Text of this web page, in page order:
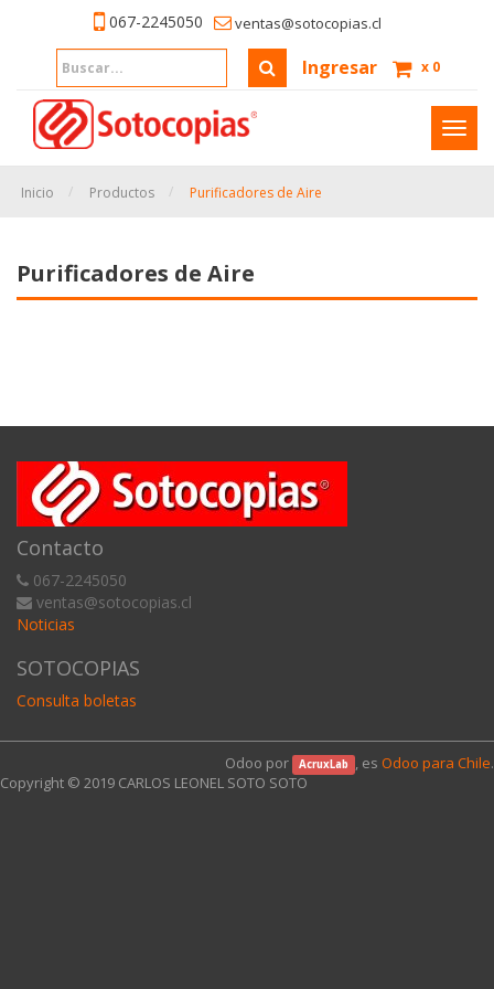
067-2245050 ventas@sotocopias.cl
Ingresar x 0
Inicio Productos Purificadores de Aire
Purificadores de Aire
Contacto
067-2245050
ventas@sotocopias.cl
Noticias
SOTOCOPIAS
Consulta boletas
Odoo por AcruxLab , es Odoo para Chile.
Copyright © 2019 CARLOS LEONEL SOTO SOTO